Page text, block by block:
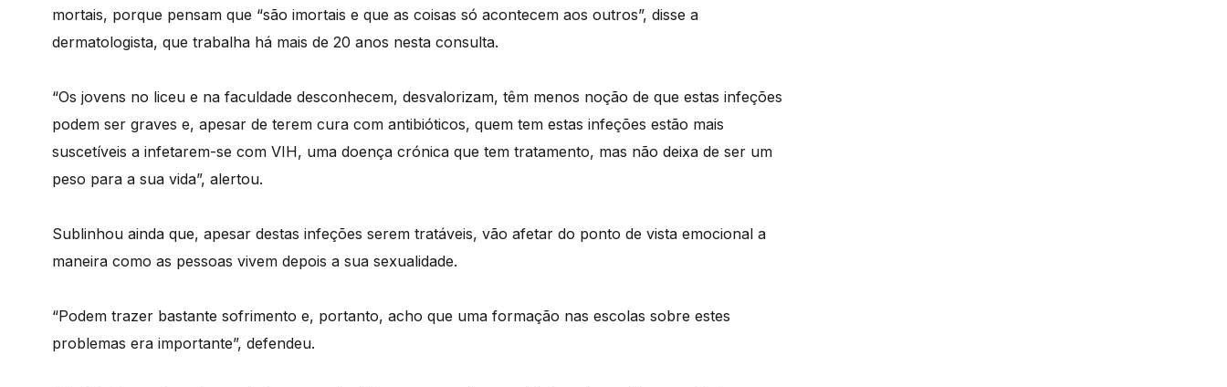
mortais, porque pensam que “são imortais e que as coisas só acontecem aos outros”, disse a
dermatologista, que trabalha há mais de 20 anos nesta consulta.
“Os jovens no liceu e na faculdade desconhecem, desvalorizam, têm menos noção de que estas infeções
podem ser graves e, apesar de terem cura com antibióticos, quem tem estas infeções estão mais
suscetíveis a infetarem-se com VIH, uma doença crónica que tem tratamento, mas não deixa de ser um
peso para a sua vida”, alertou.
Sublinhou ainda que, apesar destas infeções serem tratáveis, vão afetar do ponto de vista emocional a
maneira como as pessoas vivem depois a sua sexualidade.
“Podem trazer bastante sofrimento e, portanto, acho que uma formação nas escolas sobre estes
problemas era importante”, defendeu.